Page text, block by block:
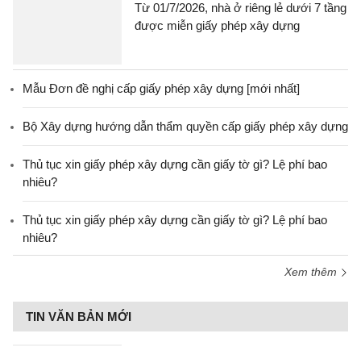
Từ 01/7/2026, nhà ở riêng lẻ dưới 7 tầng
được miễn giấy phép xây dựng
Mẫu Đơn đề nghị cấp giấy phép xây dựng [mới nhất]
Bộ Xây dựng hướng dẫn thẩm quyền cấp giấy phép xây dựng
Thủ tục xin giấy phép xây dựng cần giấy tờ gì? Lệ phí bao
nhiêu?
Thủ tục xin giấy phép xây dựng cần giấy tờ gì? Lệ phí bao
nhiêu?
Xem thêm
TIN VĂN BẢN MỚI